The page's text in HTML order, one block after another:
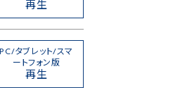
再生
PC/タブレット/スマ
ートフォン版
再生